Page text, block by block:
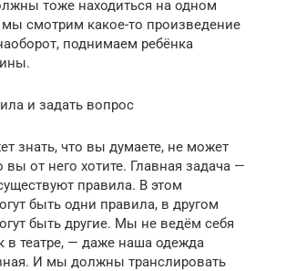
тоже находиться на одном
мы смотрим какое-то произведение
поднимаем ребёнка
и задать вопрос
знать, что вы думаете, не может
вы от него хотите. Главная задача —
правила. В этом
быть одни правила, в другом
быть другие. Мы не ведём себя
в театре, — даже наша одежда
И мы должны транслировать